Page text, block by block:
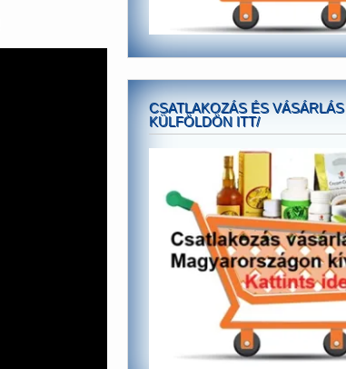
CSATLAKOZÁS ÉS VÁSÁRLÁS
KÜLFÖLDÖN ITT/